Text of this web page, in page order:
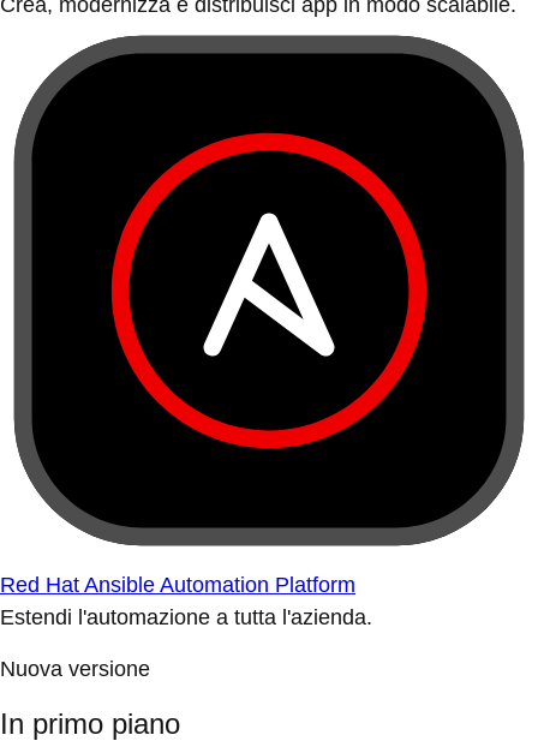
Crea, modernizza e distribuisci app in modo scalabile.
Red Hat Ansible Automation Platform
Estendi l'automazione a tutta l'azienda.
Nuova versione
In primo piano